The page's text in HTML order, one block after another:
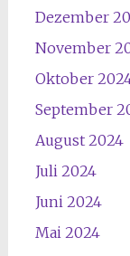
Dezember
November
Oktober
September
August 2024
Juli 2024
Juni 2024
Mai 2024